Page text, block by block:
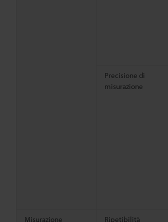
Precisione di
misurazione
Misurazione
Ripetibilità